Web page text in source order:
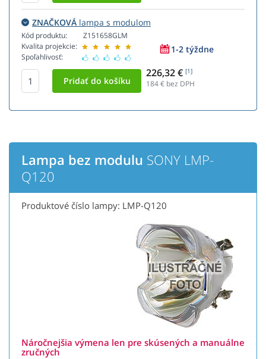
ZNAČKOVÁ lampa s modulom
Kód produktu:
Kvalita projekcie:
Spoľahlivosť:
Z151658GLM
1-2 týždne
226,32 € [1]
184€ bez DPH
Lampa bez modulu SONY LMP-
Q120
Produktové číslo lampy: LMP-Q120
Náročnejšia výmena len pre skúsených a manuálne
zručných